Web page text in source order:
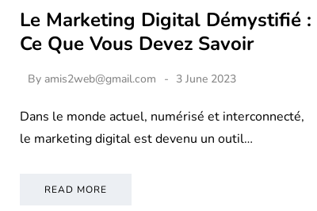
Le Marketing Digital Démystifié :
Ce Que Vous Devez Savoir
By amis2web@gmail.com 3 June 2023
Dans le monde actuel, numérisé et interconnecté,
le marketing digital est devenu un outil…
READ MORE